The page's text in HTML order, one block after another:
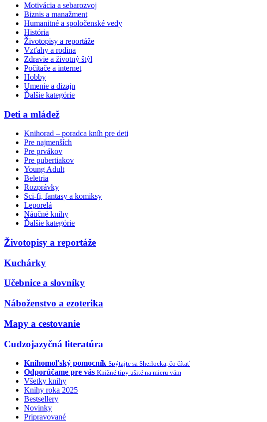
Motivácia a sebarozvoj
Biznis a manažment
Humanitné a spoločenské vedy
História
Životopisy a reportáže
Vzťahy a rodina
Zdravie a životný štýl
Počítače a internet
Hobby
Umenie a dizajn
Ďalšie kategórie
Deti a mládež
Knihorad – poradca kníh pre deti
Pre najmenších
Pre prvákov
Pre pubertiakov
Young Adult
Beletria
Rozprávky
Sci-fi, fantasy a komiksy
Leporelá
Náučné knihy
Ďalšie kategórie
Životopisy a reportáže
Kuchárky
Učebnice a slovníky
Náboženstvo a ezoterika
Mapy a cestovanie
Cudzojazyčná literatúra
Knihomoľský pomocník Spýtajte sa Sherlocka, čo čítať
Odporúčame pre vás Knižné tipy ušité na mieru vám
Všetky knihy
Knihy roka 2025
Bestsellery
Novinky
Pripravované